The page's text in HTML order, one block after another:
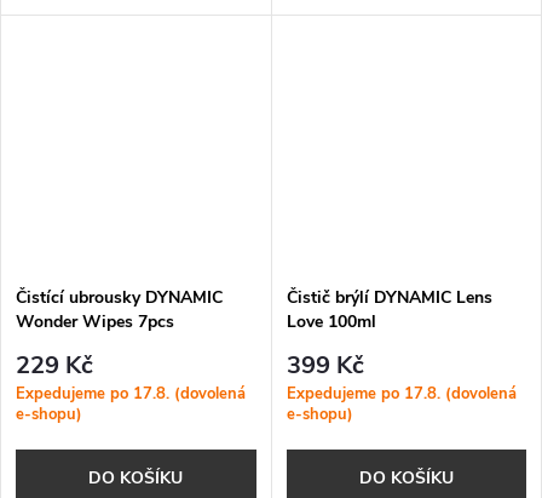
Čistící ubrousky DYNAMIC
Wonder Wipes 7pcs
229 Kč
Expedujeme po 17.8. (dovolená
e-shopu)
DO KOŠÍKU
Čistič brýlí DYNAMIC Lens
Love 100ml
399 Kč
Expedujeme po 17.8. (dovolená
e-shopu)
DO KOŠÍKU